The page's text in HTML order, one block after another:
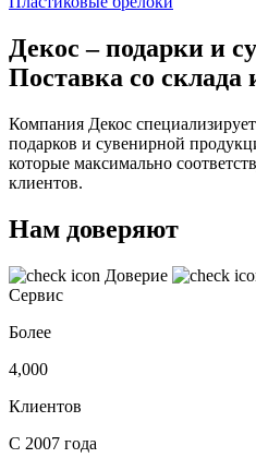
Декос – подарки и
Поставка со склада
Компания Декос
подарков и сувенирной
которые максимально
клиентов.
Нам доверяют
Доверие
Сервис
Более
4,000
Клиентов
С 2007 года